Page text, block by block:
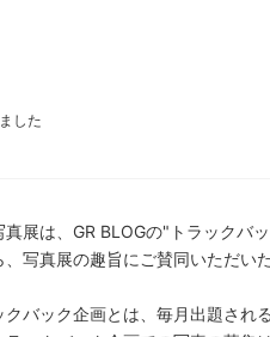
した
真展は、GR BLOGの"トラックバ
、写真展の趣旨にご賛同いただい
クバック企画とは、毎月出題さ